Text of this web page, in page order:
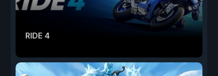
RIDE 4